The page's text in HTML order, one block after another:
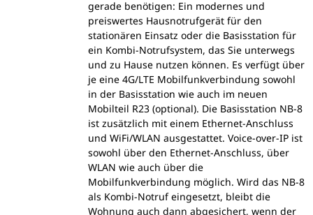
gerade benötigen: Ein modernes und
preiswertes Hausnotrufgerät für den
stationären Einsatz oder die Basisstation für
ein Kombi-Notrufsystem, das Sie unterwegs
und zu Hause nutzen können. Es verfügt über
je eine 4G/LTE Mobilfunkverbindung sowohl
in der Basisstation wie auch im neuen
Mobilteil R23 (optional). Die Basisstation NB-8
ist zusätzlich mit einem Ethernet-Anschluss
und WiFi/WLAN ausgestattet. Voice-over-IP ist
sowohl über den Ethernet-Anschluss, über
WLAN wie auch über die
Mobilfunkverbindung möglich. Wird das NB-8
als Kombi-Notruf eingesetzt, bleibt die
Wohnung auch dann abgesichert, wenn der